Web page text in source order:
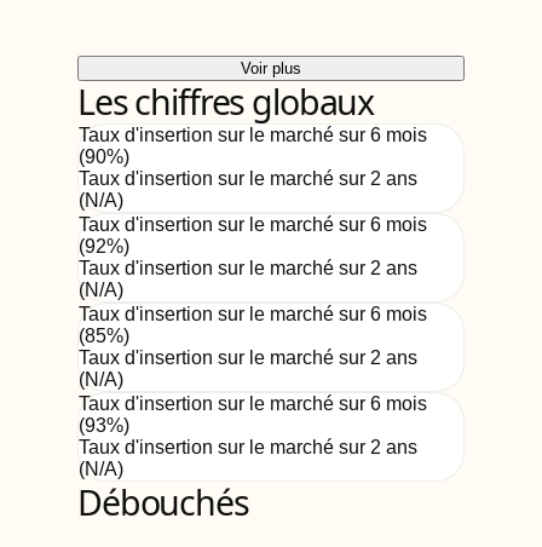
Voir plus
Les chiffres globaux
Taux d'insertion sur le marché sur 6 mois
(90%)
Taux d'insertion sur le marché sur 2 ans
(N/A)
Taux d'insertion sur le marché sur 6 mois
(92%)
Taux d'insertion sur le marché sur 2 ans
(N/A)
Taux d'insertion sur le marché sur 6 mois
(85%)
Taux d'insertion sur le marché sur 2 ans
(N/A)
Taux d'insertion sur le marché sur 6 mois
(93%)
Taux d'insertion sur le marché sur 2 ans
(N/A)
Débouchés